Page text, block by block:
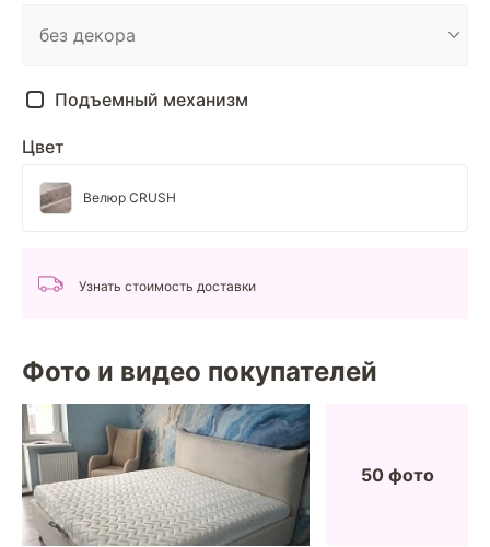
Подъемный механизм
Цвет
Велюр CRUSH
Узнать стоимость доставки
Фото и видео покупателей
50 фото